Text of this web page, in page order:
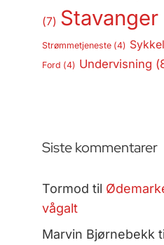
(7) Stavanger
Strømmetjeneste(4) Sykkel
Ford (4) Undervisning
Siste kommentarer
Tormod til
vågalt
Marvin Bjørnebekk